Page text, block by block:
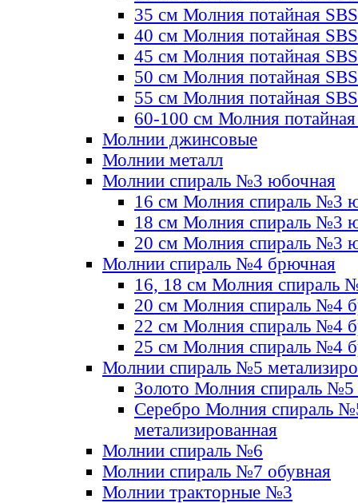
35 см Молния потайная SBS
40 см Молния потайная SBS
45 см Молния потайная SBS
50 см Молния потайная SBS
55 см Молния потайная SBS
60-100 см Молния
Молнии джинсовые
Молнии металл
Молнии спираль №3 юбочная
16 см Молния спираль №3
18 см Молния спираль №3
20 см Молния спираль №3
Молнии спираль №4 брючная
16, 18 см Молния спираль
20 см Молния спираль №4
22 см Молния спираль №4
25 см Молния спираль №4
Молнии спираль №5
Золото Молния спираль №5
Серебро Молния спираль
метализированная
Молнии спираль №6
Молнии спираль №7 обувная
Молнии тракторные №3